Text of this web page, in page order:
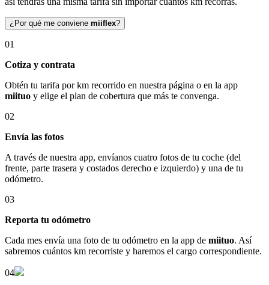
¿Por qué me conviene miiflex?
01
Cotiza y contrata
Obtén tu tarifa por km recorrido en nuestra página o en la app
miituo y elige el plan de cobertura que más te convenga.
02
Envía las fotos
A través de nuestra app, envíanos cuatro fotos de tu coche (del
frente, parte trasera y costados derecho e izquierdo) y una de tu
odómetro.
03
Reporta tu odómetro
Cada mes envía una foto de tu odómetro en la app de miituo. Así
sabremos cuántos km recorriste y haremos el cargo correspondiente.
04